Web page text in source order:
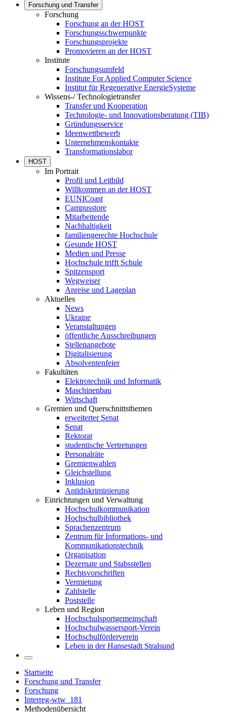
Forschung und Transfer
Forschung
Forschung an der HOST
Forschungsschwerpunkte
Forschungsprojekte
Promovieren an der HOST
Institute
Forschungsumfeld
Institute For Applied Computer Science
Institut für Regenerative EnergieSysteme
Wissens-/ Technologietransfer
Transfer und Kooperation
Technologie- und Innovationsberatung (TIB)
Gründungsservice
Ideenwettbewerb
Unternehmenskontakte
Transformationslabor
HOST
Im Portrait
Profil und Leitbild
Willkommen an der HOST
EUNICoast
Campusstore
Mitarbeitende
Nachhaltigkeit
familiengerechte Hochschule
Gesunde HOST
Medien und Presse
Hochschule trifft Schule
Spitzensport
Wegweiser
Anreise und Lageplan
Aktuelles
News
Ukraine
Veranstaltungen
öffentliche Ausschreibungen
Stellenangebote
Digitalisierung
Absolventenfeier
Fakultäten
Elektrotechnik und Informatik
Maschinenbau
Wirtschaft
Gremien und Querschnittsthemen
erweiterter Senat
Senat
Rektorat
studentische Vertretungen
Personalräte
Gremienwahlen
Gleichstellung
Inklusion
Antidiskriminierung
Einrichtungen und Verwaltung
Hochschulkommunikation
Hochschulbibliothek
Sprachenzentrum
Zentrum für Informations- und
Kommunikationstechnik
Organisation
Dezernate und Stabsstellen
Rechtsvorschriften
Vermietung
Zahlstelle
Poststelle
Leben und Region
Hochschulsportgemeinschaft
Hochschulwassersport-Verein
Hochschulförderverein
Leben in der Hansestadt Stralsund
Startseite
Forschung und Transfer
Forschung
Interreg-wtw_181
Methodenübersicht